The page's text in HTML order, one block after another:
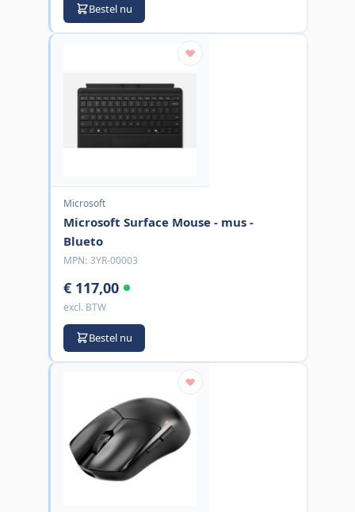
Bestel nu
Microsoft
Microsoft Surface Mouse - mus -
Blueto
MPN: 3YR-00003
€ 117,00
excl. BTW
Bestel nu